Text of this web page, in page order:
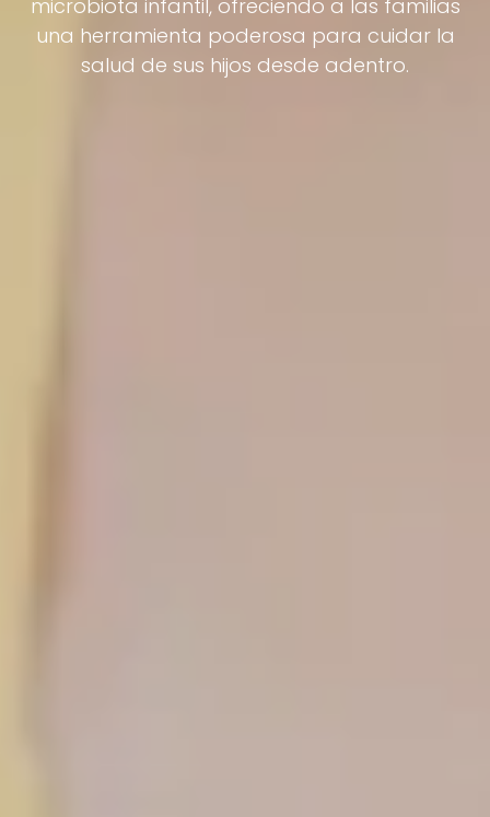
microbiota infantil, ofreciendo a las familias
una herramienta poderosa para cuidar la
salud de sus hijos desde adentro.